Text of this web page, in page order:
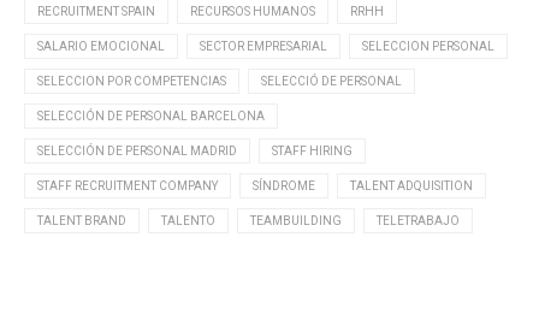
RECRUITMENT SPAIN RECURSOS HUMANOS RRHH
SALARIO EMOCIONAL SECTOR EMPRESARIAL SELECCION PERSONAL
SELECCION POR COMPETENCIAS SELECCIÓ DE PERSONAL
SELECCIÓN DE PERSONAL BARCELONA
SELECCIÓN DE PERSONAL MADRID STAFF HIRING
STAFF RECRUITMENT COMPANY SÍNDROME TALENT ADQUISITION
TALENT BRAND TALENTO TEAMBUILDING TELETRABAJO